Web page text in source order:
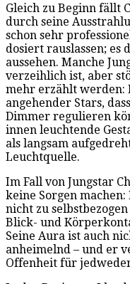
Gleich zu Beginn fällt
durch seine
schon sehr
dosiert rauslassen; es
aussehen. Manche
verzeihlich ist, aber
mehr erzählt werden:
angehender Stars,
Dimmer regulieren
innen leuchtende
als langsam
Leuchtquelle.
Im Fall von Jungstar
keine Sorgen
nicht zu
Blick- und
Seine Aura ist auch
anheimelnd – und er
Offenheit für